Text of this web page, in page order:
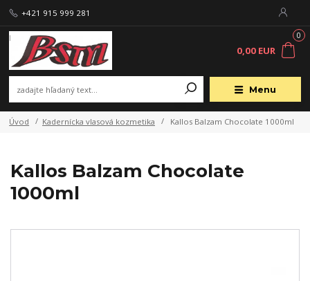
Menu
+421 915 999 281
0
0,00 EUR
Úvod Kadernícka vlasová kozmetika Kallos Balzam Chocolate 1000ml
Kallos Balzam Chocolate
1000ml